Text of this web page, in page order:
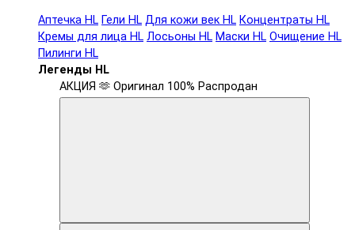
Аптечка HL Гели HL Для кожи век HL Концентраты HL
Кремы для лица HL Лосьоны HL Маски HL Очищение HL
Пилинги HL
Легенды HL
АКЦИЯ 🫶 Оригинал 100% Распродан